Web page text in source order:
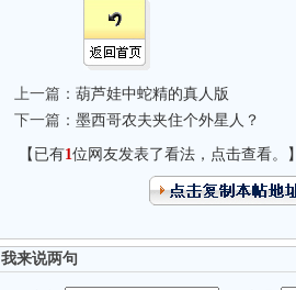
上一篇： 葫芦娃中蛇精的真人版
下一篇： 墨西哥农夫夹住个外星人？
【已有1位网友发表了看法，点击查看。】
我来说两句